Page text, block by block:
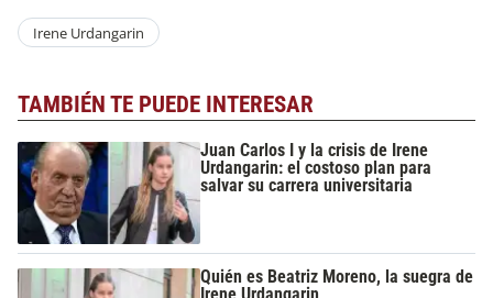
Irene Urdangarin
TAMBIÉN TE PUEDE INTERESAR
Juan Carlos I y la crisis de Irene
Urdangarin: el costoso plan para
salvar su carrera universitaria
Quién es Beatriz Moreno, la suegra de